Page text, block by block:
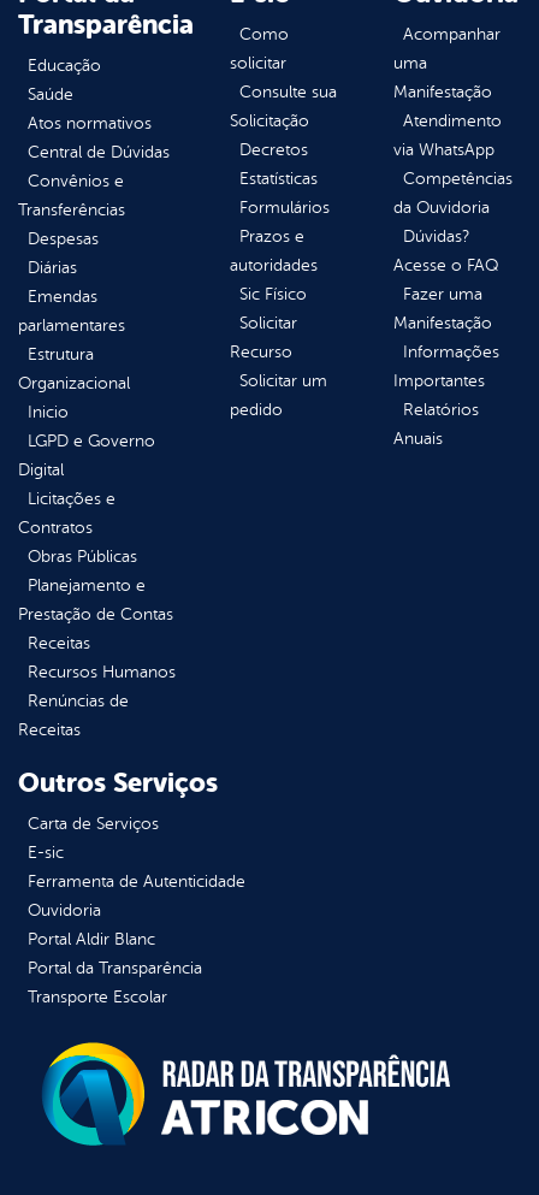
Transparência
Educação
Saúde
Atos normativos
Central de Dúvidas
Convênios e
Transferências
Despesas
Diárias
Emendas
parlamentares
Estrutura
Organizacional
Inicio
LGPD e Governo
Digital
Licitações e
Contratos
Obras Públicas
Planejamento e
Prestação de Contas
Receitas
Recursos Humanos
Renúncias de
Receitas
Como
solicitar
Consulte sua
Solicitação
Decretos
Estatísticas
Formulários
Prazos e
autoridades
Sic Físico
Solicitar
Recurso
Solicitar um
pedido
Acompanhar
uma
Manifestação
Atendimento
via WhatsApp
Competências
da Ouvidoria
Dúvidas?
Acesse o FAQ
Fazer uma
Manifestação
Informações
Importantes
Relatórios
Anuais
Outros Serviços
Carta de Serviços
E-sic
Ferramenta de Autenticidade
Ouvidoria
Portal Aldir Blanc
Portal da Transparência
Transporte Escolar